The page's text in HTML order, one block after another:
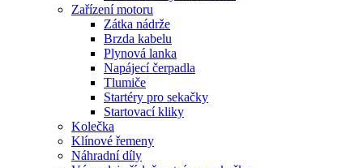
Zařízení motoru
Zátka nádrže
Brzda kabelu
Plynová lanka
Napájecí čerpadla
Tlumiče
Startéry pro sekačky
Startovací kliky
Kolečka
Klínové řemeny
Náhradní díly